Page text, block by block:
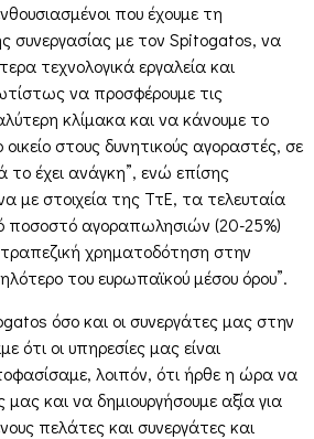
που έχουμε τη
συνεργασίας με τον Spitogatos, να
τεχνολογικά εργαλεία και
να προσφέρουμε τις
κλίμακα και να κάνουμε το
στους δυνητικούς αγοραστές, σε
έχει ανάγκη”, ενώ επίσης
με στοιχεία της ΤτΕ, τα τελευταία
ποσοστό αγοραπωλησιών (20-25%)
χρηματοδότηση στην
του ευρωπαϊκού μέσου όρου”.
όσο και οι συνεργάτες μας στην
ότι οι υπηρεσίες μας είναι
λοιπόν, ότι ήρθε η ώρα να
μας και να δημιουργήσουμε αξία για
πελάτες και συνεργάτες και